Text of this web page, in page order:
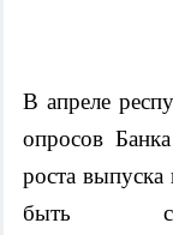
В апреле
опросов
роста выпуска
быть